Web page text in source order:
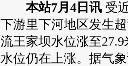
本站7月4日讯 受
下游里下河地区发生
流王家坝水位涨至
水位仍在上涨。据气